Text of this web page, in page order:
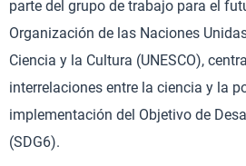
parte del grupo de trabajo para el
Organización de las Naciones
Ciencia y la Cultura (UNESCO),
interrelaciones entre la ciencia y la
implementación del Objetivo de
(SDG6).